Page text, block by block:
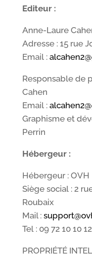
Editeur :
Anne-Laure
Adresse : 15 rue
Email :
Responsable de
Cahen
Email :
Graphisme et
Perrin
Hébergeur :
Hébergeur : OVH
Siège social : 2
Roubaix
Mail :
Tel : 09 72 10 10 12
PROPRIÉTÉ